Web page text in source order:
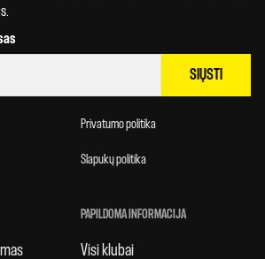
SIŲSTI
Privatumo politika
Slapukų politika
PAPILDOMA INFORMACIJA
Visi klubai